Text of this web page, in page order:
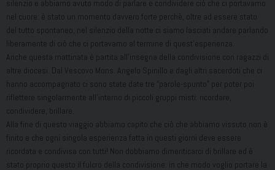
silenzio e abbiamo avuto modo di parlare e condividere ciò che ci portavamo
nel cuore: è stato un momento davvero forte perchè, oltre ad essere stato
del tutto spontaneo, nel silenzio della notte ci siamo lasciati andare parlando
liberamente di ciò che ci portavamo al termine di quest’esperienza.
Anche questa mattinata è partita all’insegna della condivisione con ragazzi di
altre diocesi. Dal Vescovo Mons. Angelo Spinillo e dagli altri sacerdoti che ci
hanno accompagnato ci sono state date tre “parole-spunto” per poter poi
riflettere singolarmente all’interno di piccoli gruppi misti: ricordare,
condividere, brillare.
Alla fine di questo viaggio abbiamo capito che ciò che abbiamo vissuto non è
finito e che ogni singola esperienza fatta in questi giorni deve essere
ricordata e condivisa con tutti! Non dobbiamo dimenticarci di brillare ed è
stato proprio questo il fulcro della condivisione: in che modo voglio portare la